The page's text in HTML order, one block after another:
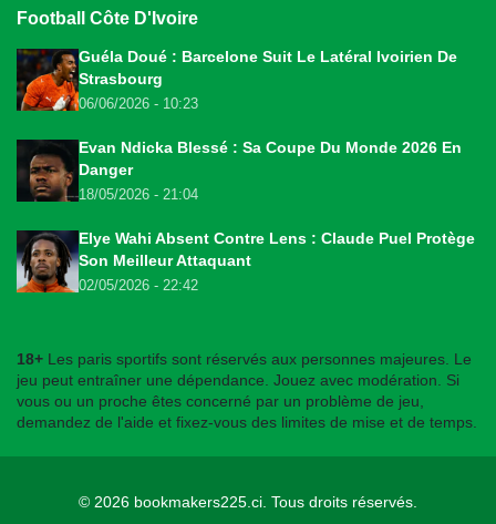
Football Côte D'Ivoire
Guéla Doué : Barcelone Suit Le Latéral Ivoirien De
Strasbourg
06/06/2026 - 10:23
Evan Ndicka Blessé : Sa Coupe Du Monde 2026 En
Danger
18/05/2026 - 21:04
Elye Wahi Absent Contre Lens : Claude Puel Protège
Son Meilleur Attaquant
02/05/2026 - 22:42
18+ Les paris sportifs sont réservés aux personnes majeures. Le
jeu peut entraîner une dépendance. Jouez avec modération. Si
vous ou un proche êtes concerné par un problème de jeu,
demandez de l'aide et fixez-vous des limites de mise et de temps.
© 2026 bookmakers225.ci . Tous droits réservés.